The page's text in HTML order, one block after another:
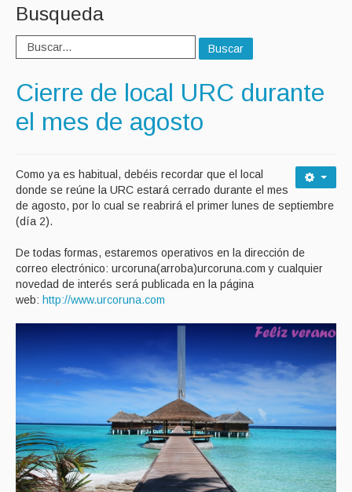
Busqueda
Buscar
Cierre de local URC durante
el mes de agosto
Como ya es habitual, debéis recordar que el local
donde se reúne la URC estará cerrado durante el mes
de agosto, por lo cual se reabrirá el primer lunes de septiembre
(día 2).
De todas formas, estaremos operativos en la dirección de
correo electrónico: urcoruna(arroba)urcoruna.com y cualquier
novedad de interés será publicada en la página
web: http://www.urcoruna.com